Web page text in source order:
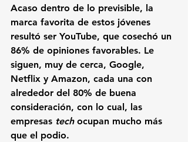
Acaso dentro de lo previsible, la
marca favorita de estos jóvenes
resultó ser YouTube, que cosechó un
86% de opiniones favorables. Le
siguen, muy de cerca, Google,
Netflix y Amazon, cada una con
alrededor del 80% de buena
consideración, con lo cual, las
empresas tech ocupan mucho más
que el podio.